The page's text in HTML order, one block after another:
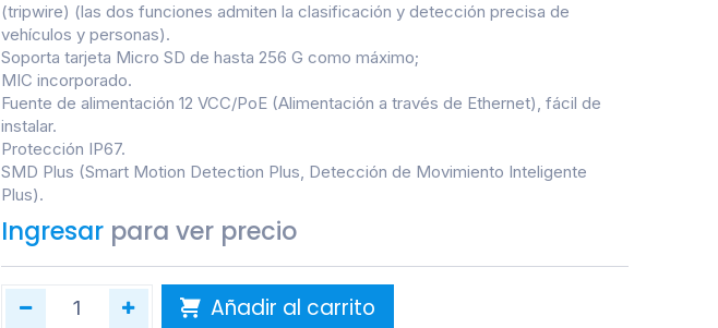
(tripwire) (las dos funciones admiten la clasificación y detección precisa de
vehículos y personas).
Soporta tarjeta Micro SD de hasta 256 G como máximo;
MIC incorporado.
Fuente de alimentación 12 VCC/PoE (Alimentación a través de Ethernet), fácil de
instalar.
Protección IP67.
SMD Plus (Smart Motion Detection Plus, Detección de Movimiento Inteligente
Plus).
Ingresar para ver precio
Añadir al carrito